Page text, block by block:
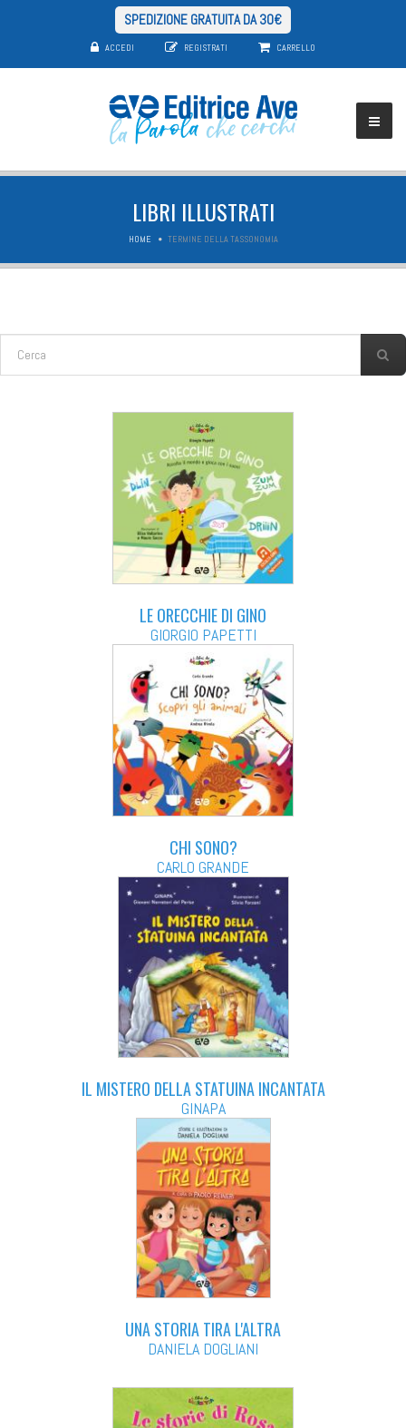
SPEDIZIONE GRATUITA DA 30€
ACCEDI REGISTRATI CARRELLO
LIBRI ILLUSTRATI
HOME TERMINE DELLA TASSONOMIA
FORM DI RICERCA
LE ORECCHIE DI GINO
GIORGIO PAPETTI
CHI SONO?
CARLO GRANDE
IL MISTERO DELLA STATUINA INCANTATA
GINAPA
UNA STORIA TIRA L'ALTRA
DANIELA DOGLIANI